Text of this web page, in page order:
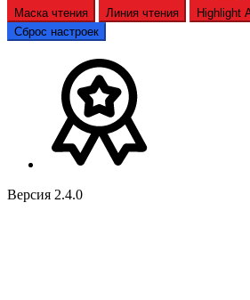
Маска чтения Линия чтения
Highlight
Сброс настроек
Версия 2.4.0